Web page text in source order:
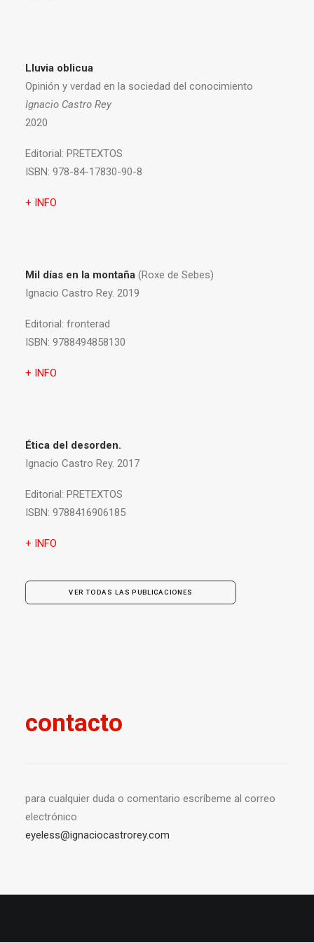
Lluvia oblicua
Opinión y verdad en la sociedad del conocimiento
Ignacio Castro Rey
2020
Editorial: PRETEXTOS
ISBN: 978-84-17830-90-8
+ INFO
Mil días en la montaña (Roxe de Sebes)
Ignacio Castro Rey. 2019
Editorial: fronterad
ISBN: 9788494858130
+ INFO
Ética del desorden.
Ignacio Castro Rey. 2017
Editorial: PRETEXTOS
ISBN: 9788416906185
+ INFO
VER TODAS LAS PUBLICACIONES
contacto
para cualquier duda o comentario escríbeme al correo
electrónico
eyeless@ignaciocastrorey.com